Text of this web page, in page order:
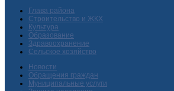
Глава района
Строительство и ЖКХ
Культура
Образование
Здравоохранение
Сельское хозяйство
Новости
Обращения граждан
Муниципальные услуги